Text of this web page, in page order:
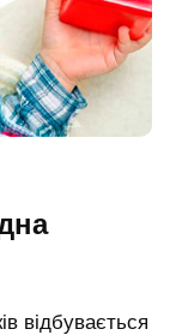
відбувається